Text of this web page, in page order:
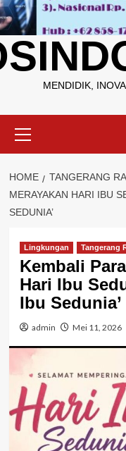
MENDIDIK,
Menu
HOME TANGERANG
MERAYAKAN HARI IBU
SEDUNIA’
Lingkungan Tangerang
Kembali
Hari Ibu
Ibu Sedunia’
admin Mei 11, 2026